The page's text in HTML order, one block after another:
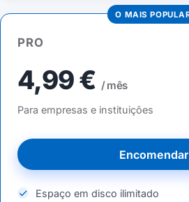
O MAIS
PRO
4,99 € / mês
Para empresas e instituições
Encomendar
Espaço em disco ilimitado